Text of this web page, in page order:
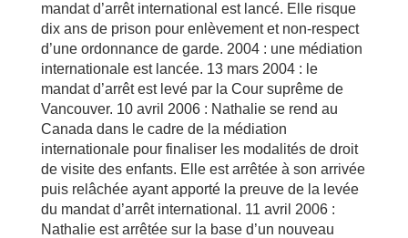
mandat d’arrêt international est lancé. Elle risque
dix ans de prison pour enlèvement et non-respect
d’une ordonnance de garde. 2004 : une médiation
internationale est lancée. 13 mars 2004 : le
mandat d’arrêt est levé par la Cour suprême de
Vancouver. 10 avril 2006 : Nathalie se rend au
Canada dans le cadre de la médiation
internationale pour finaliser les modalités de droit
de visite des enfants. Elle est arrêtée à son arrivée
puis relâchée ayant apporté la preuve de la levée
du mandat d’arrêt international. 11 avril 2006 :
Nathalie est arrêtée sur la base d’un nouveau